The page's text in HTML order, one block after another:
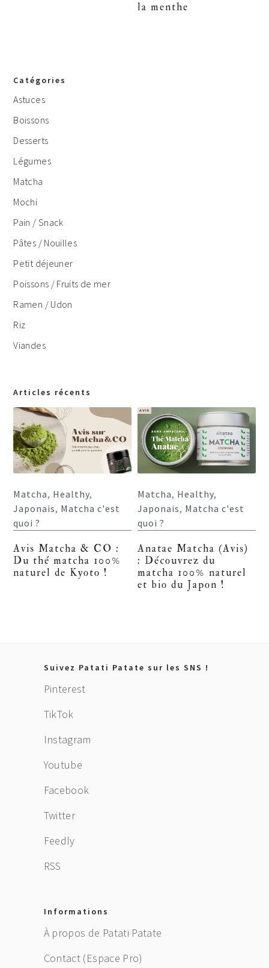
la menthe
Catégories
Astuces
Boissons
Desserts
Légumes
Matcha
Mochi
Pain / Snack
Pâtes / Nouilles
Petit déjeuner
Poissons / Fruits de mer
Ramen / Udon
Riz
Viandes
Articles récents
Matcha, Healthy,
Japonais, Matcha c'est
quoi ?
Avis Matcha & CO :
Du thé matcha 100%
naturel de Kyoto !
Matcha, Healthy,
Japonais, Matcha c'est
quoi ?
Anatae Matcha (Avis)
: Découvrez du
matcha 100% naturel
et bio du Japon !
FooterSuivez Patati Patate sur les SNS !
Pinterest
TikTok
Instagram
Youtube
Facebook
Twitter
Feedly
RSS
Informations
À propos de Patati Patate
Contact (Espace Pro)